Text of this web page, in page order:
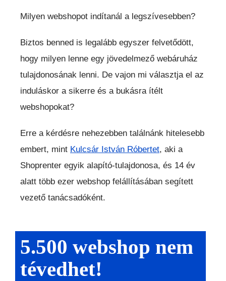
Milyen webshopot indítanál a legszívesebben?
Biztos benned is legalább egyszer felvetődött,
hogy milyen lenne egy jövedelmező webáruház
tulajdonosának lenni. De vajon mi választja el az
induláskor a sikerre és a bukásra ítélt
webshopokat?
Erre a kérdésre nehezebben találnánk hitelesebb
embert, mint Kulcsár István Róbertet, aki a
Shoprenter egyik alapító-tulajdonosa, és 14 év
alatt több ezer webshop felállításában segített
vezető tanácsadóként.
5.500 webshop nem
tévedhet!